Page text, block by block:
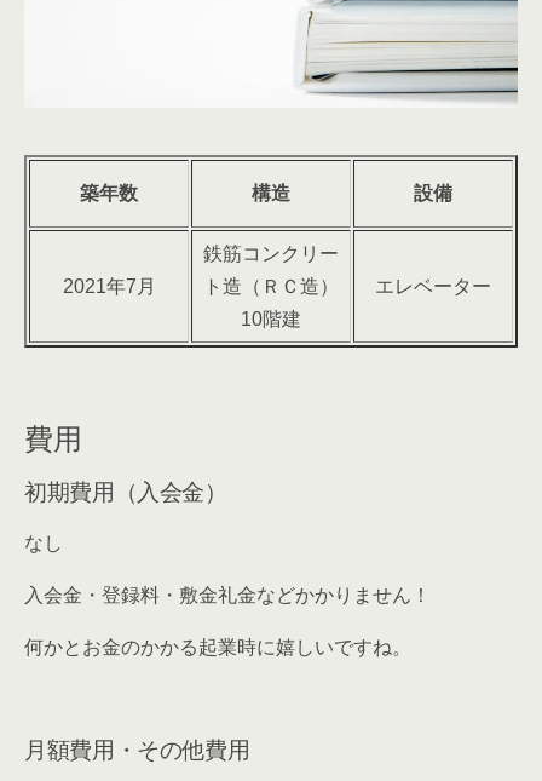
築年数 構造 設備
2021年7月
鉄筋コンクリー
ト造（ＲＣ造）
10階建
エレベーター
費用
初期費用（入会金）
なし
入会金・登録料・敷金礼金などかかりません！
何かとお金のかかる起業時に嬉しいですね。
月額費用・その他費用